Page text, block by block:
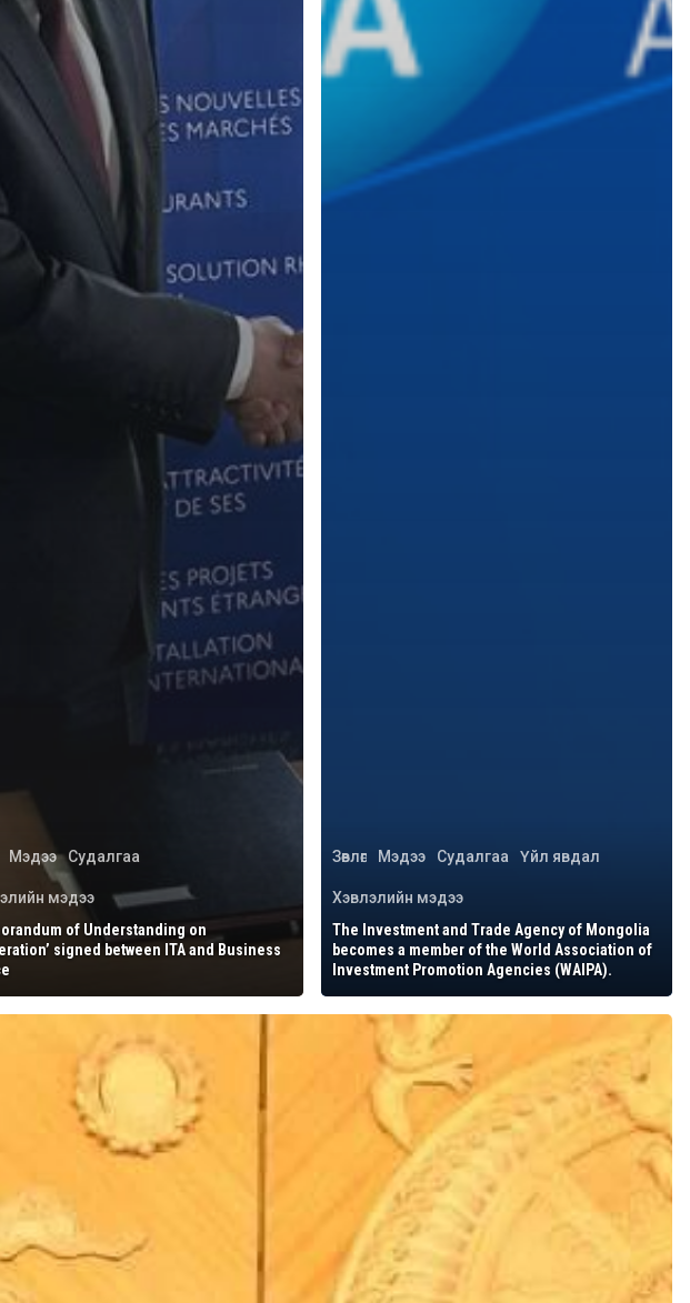
Мэдээ Судалгаа
мэдээ
of Understanding on
signed between ITA and Business
Зөвлөгөө Мэдээ Судалгаа Үйл явдал
Хэвлэлийн мэдээ
The Investment and Trade Agency of Mongolia
becomes a member of the World Association of
Investment Promotion Agencies (WAIPA).